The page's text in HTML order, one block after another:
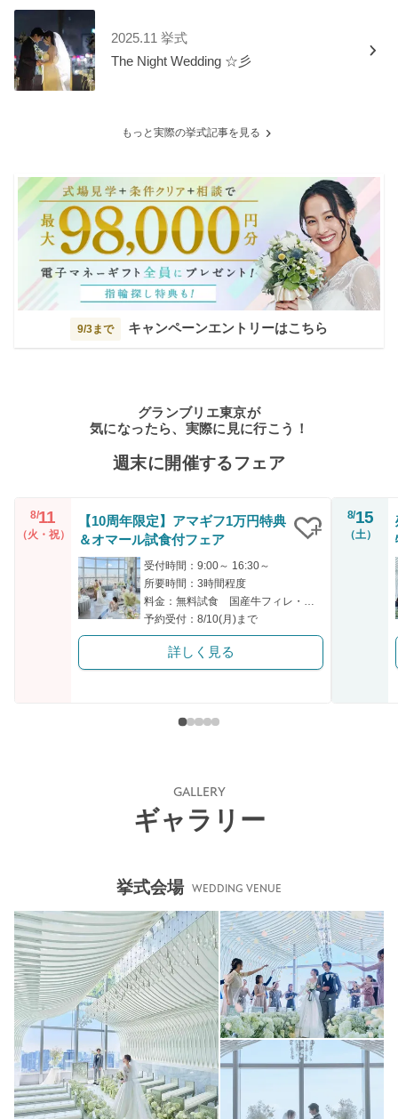
2025.11 挙式
The Night Wedding ☆彡
もっと実際の挙式記事を見る
9/3まで キャンペーンエントリーはこちら
グランブリエ東京が
気になったら、実際に見に行こう！
週末に開催するフェア
8/11
（火・祝）
【10周年限定】アマギフ1万円特典
＆オマール試食付フェア
受付時間：9:00～ 16:30～
所要時間：3時間程度
予約受付：8/10(月)まで
詳しく見る
8/15
（土）
GALLERY
ギャラリー
挙式会場 WEDDING VENUE